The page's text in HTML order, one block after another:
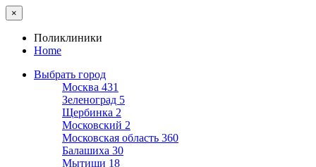
×
Поликлиники
Home
Выбрать город
Москва 431
Зеленоград 5
Щербинка 2
Московский 2
Московская область 360
Балашиха 30
Мытищи 18